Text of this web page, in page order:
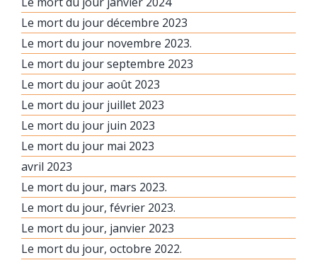
Le mort du jour décembre 2023
Le mort du jour novembre 2023.
Le mort du jour septembre 2023
Le mort du jour août 2023
Le mort du jour juillet 2023
Le mort du jour juin 2023
Le mort du jour mai 2023
avril 2023
Le mort du jour, mars 2023.
Le mort du jour, février 2023.
Le mort du jour, janvier 2023
Le mort du jour, octobre 2022.